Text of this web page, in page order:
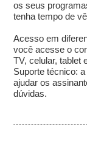
os seus
tenha tempo de
Acesso em
você acesse o
TV, celular, tablet
Suporte técnico:
ajudar os
dúvidas.